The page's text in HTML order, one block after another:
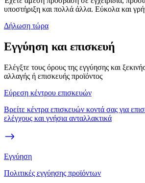
υποστήριξη και πολλά άλλα. Εύκολα και
Δήλωση τώρα
Εγγύηση και επισκευή
Ελέγξτε τους όρους της εγγύησης και
αλλαγής ή επισκευής προϊόντος
Εύρεση κέντρου επισκευών
Βρείτε κέντρα επισκευών κοντά σας για
ελέγχους και γνήσια ανταλλακτικά
Εγγύηση
Πολιτικές εγγύησης προϊόντων